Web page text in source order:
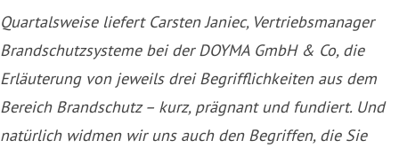
Quartalsweise liefert Carsten Janiec, Vertriebsmanager
Brandschutzsysteme bei der DOYMA GmbH & Co, die
Erläuterung von jeweils drei Begrifflichkeiten aus dem
Bereich Brandschutz – kurz, prägnant und fundiert. Und
natürlich widmen wir uns auch den Begriffen, die Sie